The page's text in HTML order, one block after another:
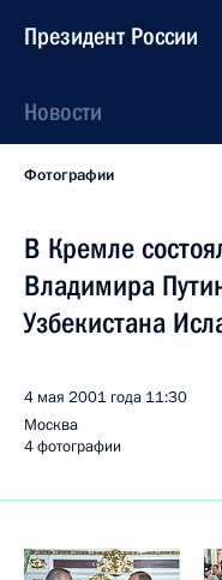
Президент России
Новости
Фотографии
В Кремле
Владимира
Узбекистана
4 мая 2001 года 11:30
Москва
4 фотографии